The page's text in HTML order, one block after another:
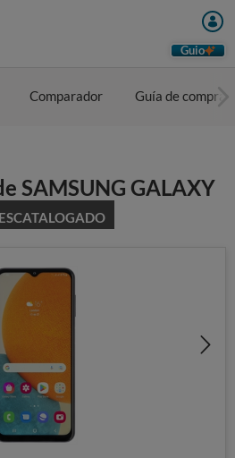
Guio
Comparador Guía de compra
SAMSUNG GALAXY